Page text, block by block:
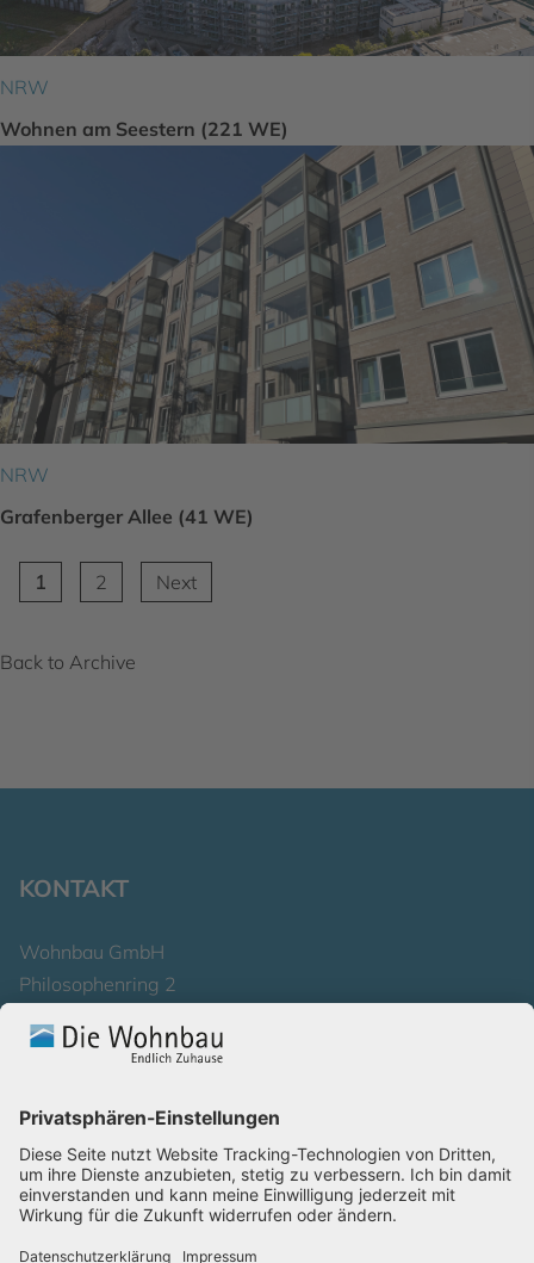
NRW
Wohnen am Seestern (221 WE)
NRW
Grafenberger Allee (41 WE)
1 2 Next
Back to Archive
KONTAKT
Wohnbau GmbH
Philosophenring 2
Schreiben Sie uns
Karriere
Impressum
Datenschutzerklärung